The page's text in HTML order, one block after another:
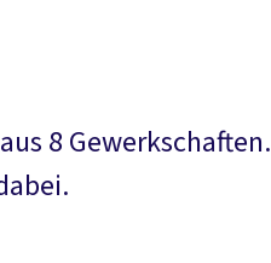
8 Gewerkschaften.